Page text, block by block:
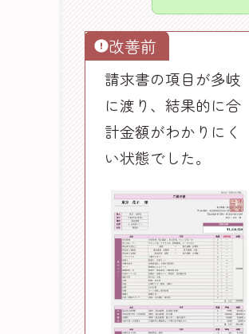
改善前
請求書の項目が多岐
に渡り、結果的に合
計金額がわかりにく
い状態でした。